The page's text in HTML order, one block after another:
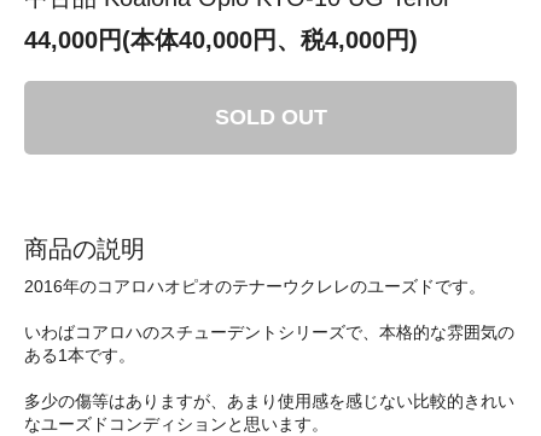
44,000円(本体40,000円、税4,000円)
SOLD OUT
商品の説明
2016年のコアロハオピオのテナーウクレレのユーズドです。
いわばコアロハのスチューデントシリーズで、本格的な雰囲気の
ある1本です。
多少の傷等はありますが、あまり使用感を感じない比較的きれい
なユーズドコンディションと思います。